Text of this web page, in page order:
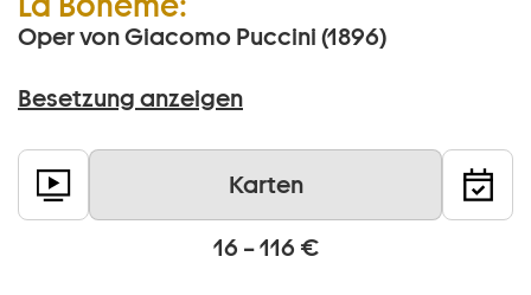
Oper von Giacomo Puccini (1896)
Besetzung anzeigen
Karten
16 – 116 €